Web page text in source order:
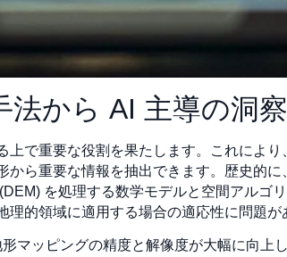
法から AI 主導の洞
で重要な役割を果たします。これによ
から重要な情報を抽出できます。歴史的
を処理する数学モデルと空間アルゴ
的領域に適用する場合の適応性に問題が
マッピングの精度と解像度が大幅に向上